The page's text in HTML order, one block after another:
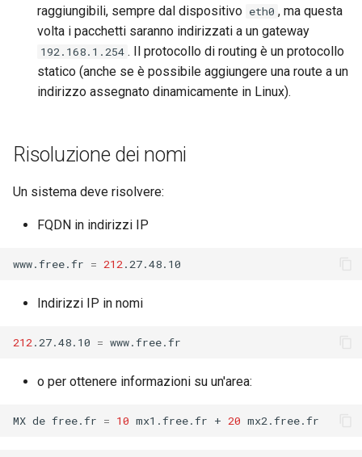
raggiungibili, sempre dal dispositivo eth0 , ma questa
volta i pacchetti saranno indirizzati a un gateway
192.168.1.254 . Il protocollo di routing è un protocollo
statico (anche se è possibile aggiungere una route a un
indirizzo assegnato dinamicamente in Linux).
Risoluzione dei nomi
Un sistema deve risolvere:
FQDN in indirizzi IP
www.free.fr = 212
Indirizzi IP in nomi
212 .27.48.10 =
o per ottenere informazioni su un'area:
MX de free.fr = 10 mx1.free.fr + 20